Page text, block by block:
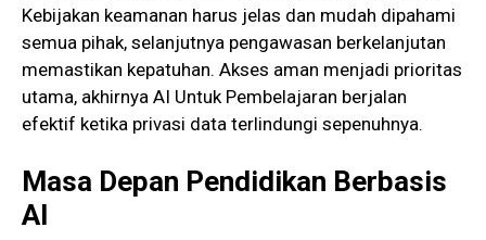
Kebijakan keamanan harus jelas dan mudah dipahami
semua pihak, selanjutnya pengawasan berkelanjutan
memastikan kepatuhan. Akses aman menjadi prioritas
utama, akhirnya AI Untuk Pembelajaran berjalan
efektif ketika privasi data terlindungi sepenuhnya.
Masa Depan Pendidikan Berbasis
AI